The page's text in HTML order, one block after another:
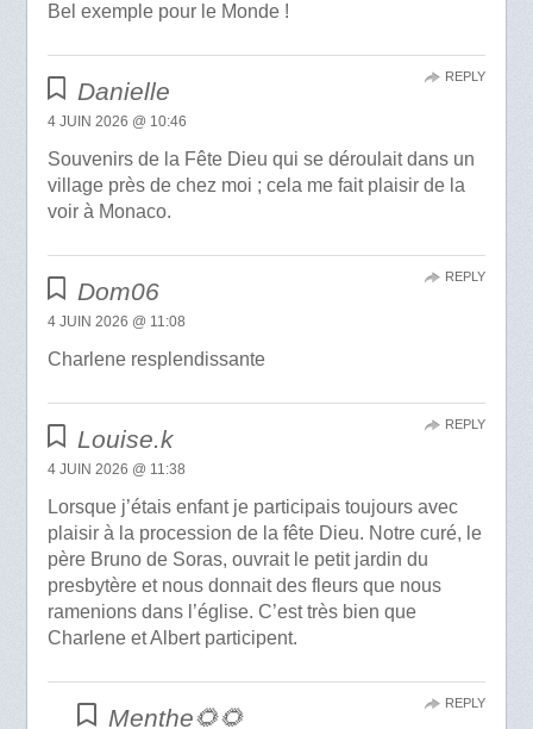
Bel exemple pour le Monde !
Danielle
4 JUIN 2026 @ 10:46
Souvenirs de la Fête Dieu qui se déroulait dans un
village près de chez moi ; cela me fait plaisir de la
voir à Monaco.
REPLY
Dom06
4 JUIN 2026 @ 11:08
Charlene resplendissante
REPLY
Louise.k
4 JUIN 2026 @ 11:38
Lorsque j’étais enfant je participais toujours avec
plaisir à la procession de la fête Dieu. Notre curé, le
père Bruno de Soras, ouvrait le petit jardin du
presbytère et nous donnait des fleurs que nous
ramenions dans l’église. C’est très bien que
Charlene et Albert participent.
REPLY
Menthe🌻🌻
REPLY